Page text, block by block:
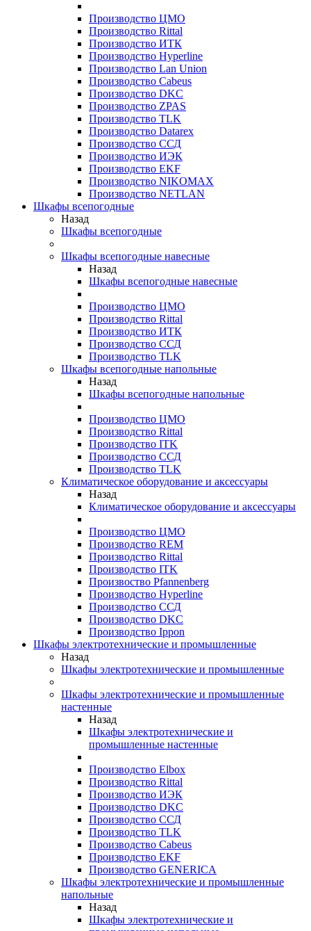
Производство ЦМО
Производство Rittal
Производство ИТК
Производство Hyperline
Производство Lan Union
Производство Cabeus
Производство DKC
Производство ZPAS
Производство TLK
Производство Datarex
Производство ССД
Производство ИЭК
Производство EKF
Производство NIKOMAX
Производство NETLAN
Шкафы всепогодные
Назад
Шкафы всепогодные
Шкафы всепогодные навесные
Назад
Шкафы всепогодные навесные
Производство ЦМО
Производство Rittal
Производство ИТК
Производство ССД
Производство TLK
Шкафы всепогодные напольные
Назад
Шкафы всепогодные напольные
Производство ЦМО
Производство Rittal
Производство ITK
Производство ССД
Производство TLK
Климатическое оборудование и аксессуары
Назад
Климатическое оборудование и аксессуары
Производство ЦМО
Производство REM
Производство Rittal
Производство ITK
Произвоство Pfannenberg
Производство Hyperline
Производство ССД
Производство DKC
Производство Ippon
Шкафы электротехнические и промышленные
Назад
Шкафы электротехнические и промышленные
Шкафы электротехнические и промышленные
настенные
Назад
Шкафы электротехнические и
промышленные настенные
Производство Elbox
Производство Rittal
Производство ИЭК
Производство DKC
Производство ССД
Производство TLK
Производство Cabeus
Производство EKF
Производство GENERICA
Шкафы электротехнические и промышленные
напольные
Назад
Шкафы электротехнические и